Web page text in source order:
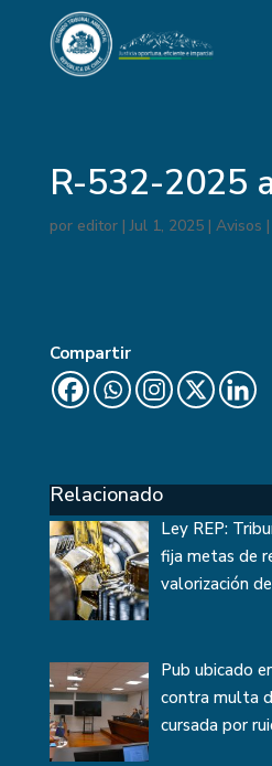
R-532-2025
por editor|Jul 1, 2025| Avisos |
Compartir
Relacionado
Ley REP:
fija metas de
valorización
Pub ubicado
contra multa
cursada por